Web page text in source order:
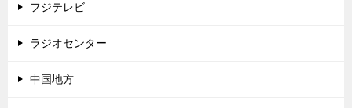
フジテレビ
ラジオセンター
中国地方